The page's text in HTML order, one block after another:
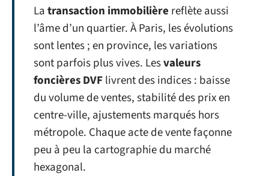
Latransaction immobilière reflète aussi
l’âme d’un quartier. À Paris, les évolutions
sont lentes ; en province, les variations
sont parfois plus vives. Lesvaleurs
foncières DVFlivrent des indices : baisse
du volume de ventes, stabilité des prix en
centre-ville, ajustements marqués hors
métropole. Chaque acte de vente façonne
peu à peu la cartographie du marché
hexagonal.